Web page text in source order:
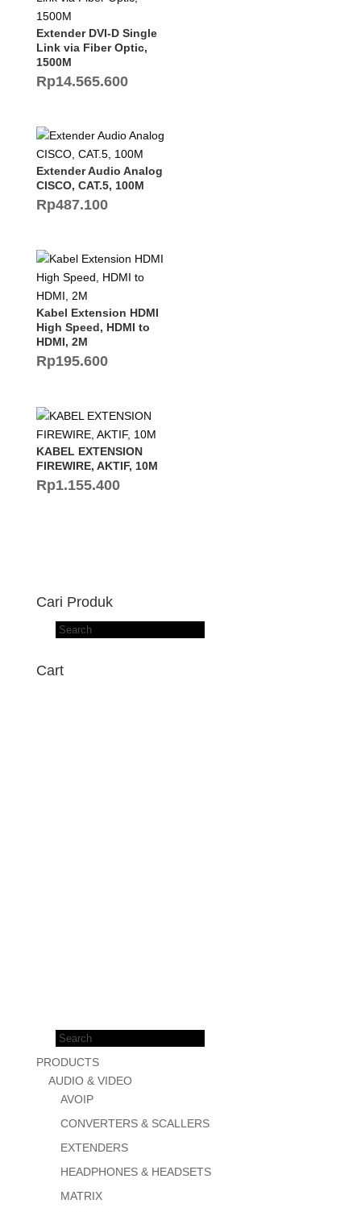
Extender DVI-D Single
Link via Fiber Optic,
1500M
Rp14.565.600
Extender Audio Analog
CISCO, CAT.5, 100M
Rp487.100
Kabel Extension HDMI
High Speed, HDMI to
HDMI, 2M
Rp195.600
KABEL EXTENSION
FIREWIRE, AKTIF, 10M
Rp1.155.400
Cari Produk
Products
Cart
Products
PRODUCTS
AUDIO & VIDEO
AVOIP
CONVERTERS & SCALLERS
EXTENDERS
HEADPHONES & HEADSETS
MATRIX